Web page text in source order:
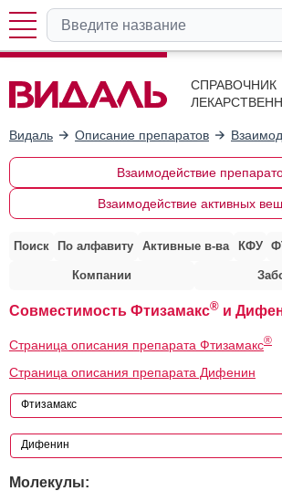
СПРАВОЧНИК
Видаль Описание препаратов
Взаимодействие
Взаимодействие активных
Поиск По алфавиту Активные в-ва КФУ
Компании
Совместимость Фтизамакс® и
Страница описания препарата Фтизамакс®
Страница описания препарата Дифенин
Молекулы: